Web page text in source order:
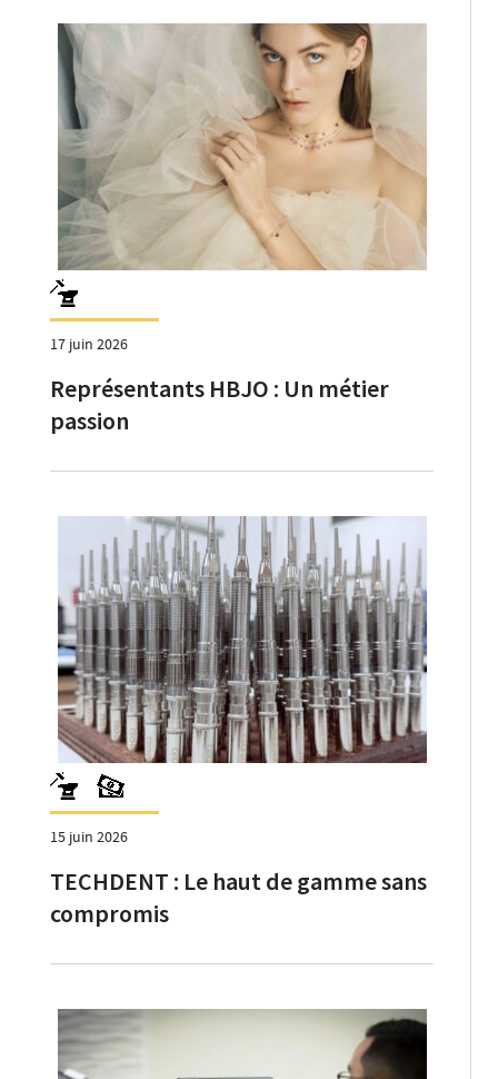
17 juin 2026
Représentants HBJO : Un métier
passion
15 juin 2026
TECHDENT : Le haut de gamme sans
compromis